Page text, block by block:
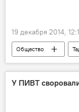
19 декабря 2014,
Общество
Все новости
У ПИВТ